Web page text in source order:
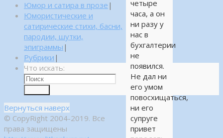
четыре
часа, а он
ни разу у
нас в
бухгалтерии
не
появился.
Не дал ни
его умом
повосхищаться,
ни его
супруге
привет
Юмор и сатира в прозе |
Юмористические и
сатирические стихи, басни,
пародии, шутки,
эпиграммы |
Рубрики |
Что искать:
Вернуться наверх
© CopyRight 2004-2019. Все
права защищены